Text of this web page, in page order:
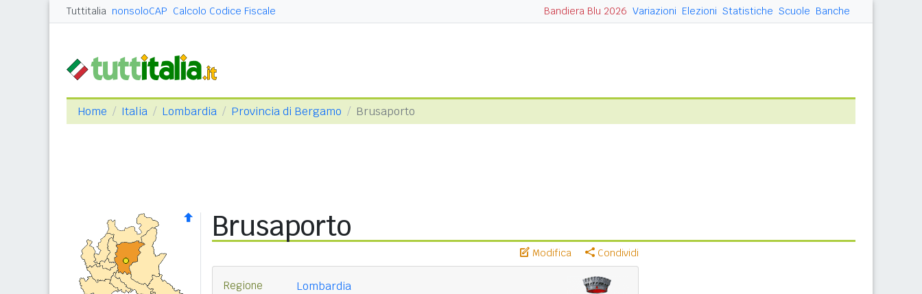
Tuttitalia nonsoloCAP Calcolo Codice Fiscale Bandiera Blu 2026 Variazioni Elezioni Statistiche Scuole Banche
Home Italia Lombardia Provincia di Bergamo Brusaporto
Brusaporto
Modifica Condividi
Regione Lombardia